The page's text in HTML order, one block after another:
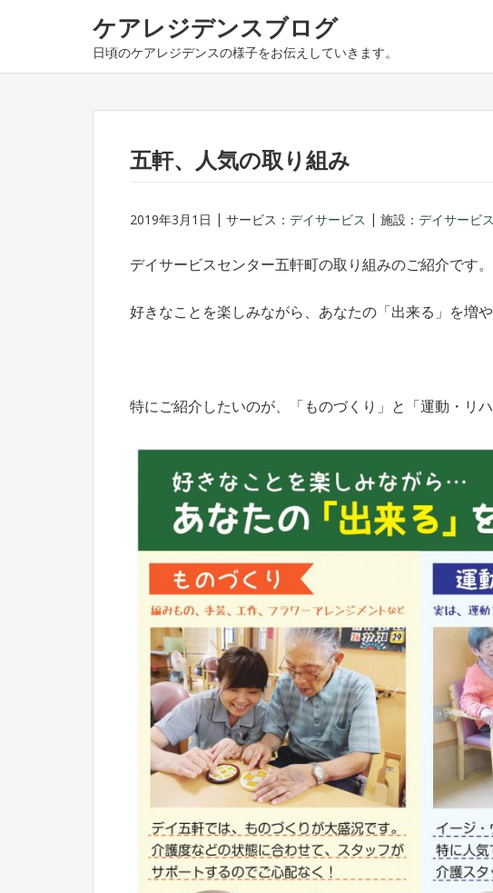
ビ
ゲ
シ
ン
テ
ツ
ケアレジデンスブログ
日頃のケアレジデンスの様子をお伝えしていきます。
五軒、人気の取り組み
2019年3月1日 サービス： デイサービス 施設： デイサービ
デイサービスセンター五軒町の取り組みのご紹介です。
好きなことを楽しみながら、あなたの「出来る」を増
特にご紹介したいのが、「ものづくり」と「運動・リ